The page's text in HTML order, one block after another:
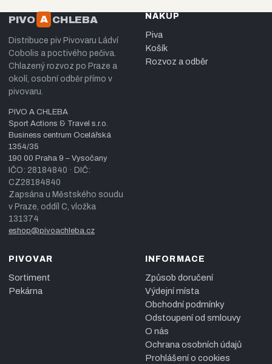
PIVO A CHLEBA
Distribuce piv Pivovaru Ládví
Cobolis a poctivého pečiva.
Chlazený rozvoz po Praze a
okolí, osobní odběr přímo v
pivovaru.
PIVO A CHLEBA
Sport Actions & Travel s.r.o.
Business centrum Ocelářská
1354/35
190 00 Praha 9 – Vysočany
IČO: 28184840 · DIČ:
CZ28184840
Zapsána u Městského soudu
v Praze, oddíl C, vložka
131374
eshop@pivoachleba.cz
NÁKUP
Piva
Košík
Rozvoz a odběr
PIVOVAR
Sortiment
Pekárna
INFORMACE
Způsob doručení
Výdejní místa
Obchodní podmínky
Odstoupení od smlouvy
O nás
Ochrana osobních údajů
Prohlášení o cookies